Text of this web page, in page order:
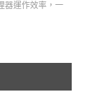
器運作效率，一